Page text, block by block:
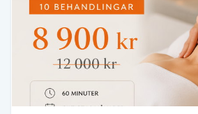
Damklippning
Dermapen